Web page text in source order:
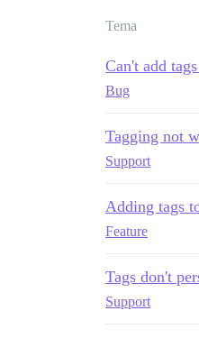
Tema
Can't add
Bug
Tagging not
Support
Adding tags
Feature
Tags don't
Support